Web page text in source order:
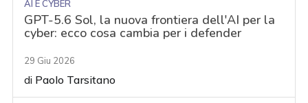
AI E CYBER
GPT-5.6 Sol, la nuova frontiera dell'AI per la
cyber: ecco cosa cambia per i defender
29 Giu 2026
di Paolo Tarsitano